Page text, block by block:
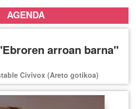
AGENDA
arroan barna"
Civivox (Areto gotikoa)